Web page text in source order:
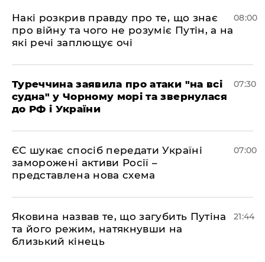
Накі розкрив правду про те, що знає
про війну та чого не розуміє Путін, а на
які речі заплющує очі
08:00
Туреччина заявила про атаки "на всі
судна" у Чорному морі та звернулася
до РФ і України
07:30
ЄС шукає спосіб передати Україні
заморожені активи Росії –
представлена ​​нова схема
07:00
Яковина назвав те, що загубить Путіна
та його режим, натякнувши на
близький кінець
21:44